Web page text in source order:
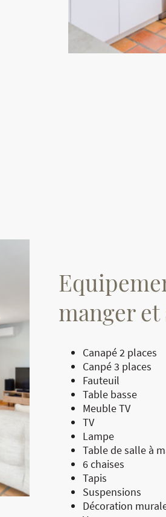
manger et
Canapé 2 places
Canpé 3 places
Fauteuil
Table basse
Meuble TV
TV
Lampe
Table de salle à
6 chaises
Tapis
Suspensions
Décoration